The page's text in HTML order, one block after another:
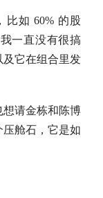
如 60% 的股
一直没有很搞
及它在组合里发
请金栋和陈博
舱石，它是如